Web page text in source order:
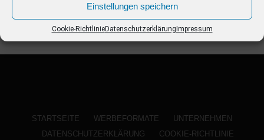
Einstellungen speichern
Cookie-RichtlinieDatenschutzerklärung Impressum
STARTSEITE WERBEFORMATE
UNTERNEHMEN
DATENSCHUTZERKLÄRUNG
COOKIE-RICHTLINIE